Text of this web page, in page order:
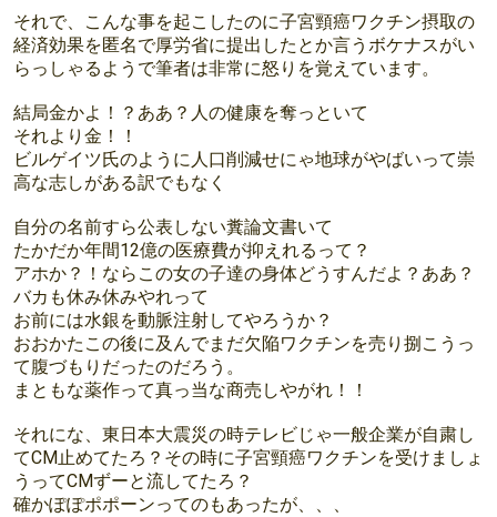
それで、こんな事を起こしたのに子宮頸癌ワクチン摂取の
経済効果を匿名で厚労省に提出したとか言うボケナスがい
らっしゃるようで筆者は非常に怒りを覚えています。
結局金かよ！？ああ？人の健康を奪っといて
それより金！！
ビルゲイツ氏のように人口削減せにゃ地球がやばいって崇
高な志しがある訳でもなく
自分の名前すら公表しない糞論文書いて
たかだか年間12億の医療費が抑えれるって？
アホか？！ならこの女の子達の身体どうすんだよ？ああ？
バカも休み休みやれって
お前には水銀を動脈注射してやろうか？
おおかたこの後に及んでまだ欠陥ワクチンを売り捌こうっ
て腹づもりだったのだろう。
まともな薬作って真っ当な商売しやがれ！！
それにな、東日本大震災の時テレビじゃ一般企業が自粛し
てCM止めてたろ？その時に子宮頸癌ワクチンを受けましょ
うってCMずーと流してたろ？
確かぽぽポポーンってのもあったが、、、